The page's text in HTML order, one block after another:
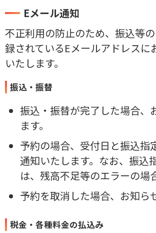
Eメール通知
不正利用の防止のため、振込等
録されているEメールアドレスに
いたします。
振込・振替
振込・振替が完了した場合、
ます。
予約の場合、受付日と振込指
通知いたします。なお、振込
は、残高不足等のエラーの場
予約を取消した場合、お知ら
税金・各種料金の払込み